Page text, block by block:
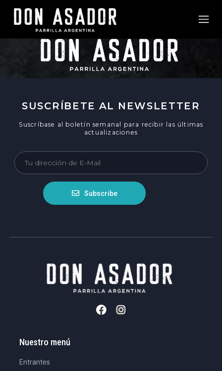
SUSCRÍBETE AL NEWSLETTER
Suscríbase al boletín semanal para recibir las últimas
actualizaciones
Subscribe
Nuestro menú
Entrantes